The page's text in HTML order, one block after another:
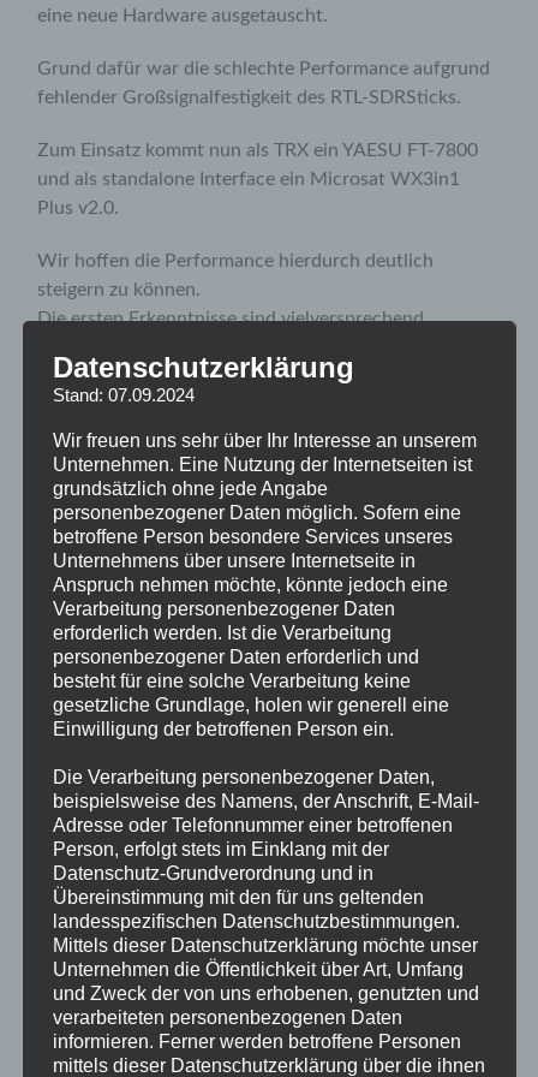
eine neue Hardware ausgetauscht.
Grund dafür war die schlechte Performance aufgrund
fehlender Großsignalfestigkeit des RTL-SDRSticks.
Zum Einsatz kommt nun als TRX ein YAESU FT-7800
und als standalone Interface ein Microsat WX3in1
Plus v2.0.
Wir hoffen die Performance hierdurch deutlich
steigern zu können.
Die ersten Erkenntnisse sind vielversprechend.
Neues zum Selbergrelais
Datenschutzerklärung
Stand: 07.09.2024
Wir freuen uns sehr über Ihr Interesse an unserem
Unternehmen. Eine Nutzung der Internetseiten ist
grundsätzlich ohne jede Angabe
personenbezogener Daten möglich. Sofern eine
betroffene Person besondere Services unseres
Unternehmens über unsere Internetseite in
Anspruch nehmen möchte, könnte jedoch eine
Verarbeitung personenbezogener Daten
erforderlich werden. Ist die Verarbeitung
personenbezogener Daten erforderlich und
besteht für eine solche Verarbeitung keine
gesetzliche Grundlage, holen wir generell eine
Einwilligung der betroffenen Person ein.
Die Verarbeitung personenbezogener Daten,
beispielsweise des Namens, der Anschrift, E-Mail-
Adresse oder Telefonnummer einer betroffenen
Person, erfolgt stets im Einklang mit der
Datenschutz-Grundverordnung und in
Übereinstimmung mit den für uns geltenden
landesspezifischen Datenschutzbestimmungen.
Mittels dieser Datenschutzerklärung möchte unser
Unternehmen die Öffentlichkeit über Art, Umfang
und Zweck der von uns erhobenen, genutzten und
verarbeiteten personenbezogenen Daten
informieren. Ferner werden betroffene Personen
mittels dieser Datenschutzerklärung über die ihnen